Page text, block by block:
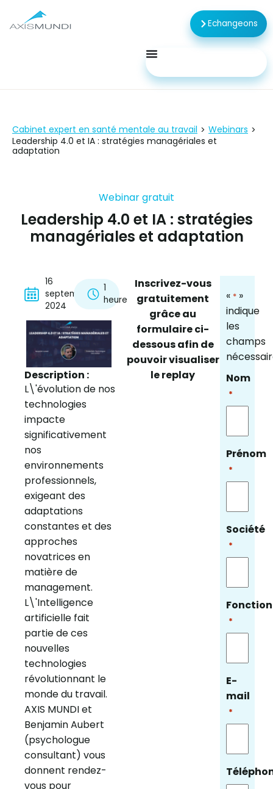
Echangeons
Cabinet expert en santé mentale au travail > Webinars >
Leadership 4.0 et IA : stratégies managériales et
adaptation
Webinar gratuit
Leadership 4.0 et IA : stratégies
managériales et adaptation
16
septembre
2024
1
heure
Description :
L\'évolution de nos
technologies
impacte
significativement
nos
environnements
professionnels,
exigeant des
adaptations
constantes et des
approches
novatrices en
matière de
management.
L\'Intelligence
artificielle fait
partie de ces
nouvelles
technologies
révolutionnant le
monde du travail.
AXIS MUNDI et
Benjamin Aubert
(psychologue
consultant) vous
donnent rendez-
vous pour
Inscrivez-vous
gratuitement
grâce au
formulaire ci-
dessous afin de
pouvoir visualiser
le replay
« * »
indique
les
champs
Nom
*
Prénom
*
Société
*
Fonction
*
E-
mail
*